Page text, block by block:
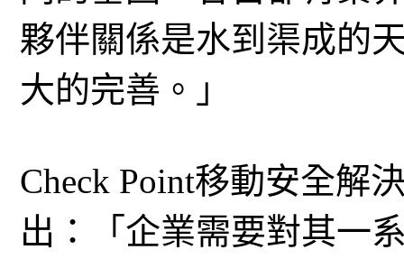
夥伴關係是水到渠成的
大的完善。」
Check Point移動安全解
出：「企業需要對其一